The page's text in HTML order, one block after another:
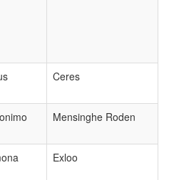
Ceres
Mensinghe Roden
Exloo